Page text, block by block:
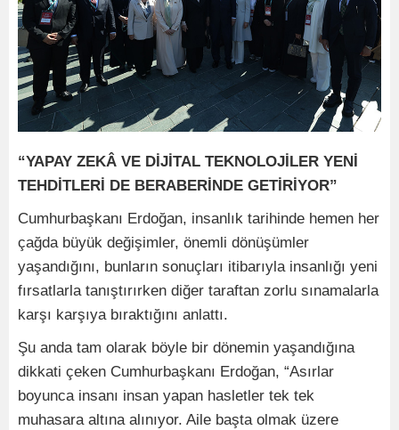
“YAPAY ZEKÂ VE DİJİTAL TEKNOLOJİLER YENİ
TEHDİTLERİ DE BERABERİNDE GETİRİYOR”
Cumhurbaşkanı Erdoğan, insanlık tarihinde hemen her
çağda büyük değişimler, önemli dönüşümler
yaşandığını, bunların sonuçları itibarıyla insanlığı yeni
fırsatlarla tanıştırırken diğer taraftan zorlu sınamalarla
karşı karşıya bıraktığını anlattı.
Şu anda tam olarak böyle bir dönemin yaşandığına
dikkati çeken Cumhurbaşkanı Erdoğan, “Asırlar
boyunca insanı insan yapan hasletler tek tek
muhasara altına alınıyor. Aile başta olmak üzere